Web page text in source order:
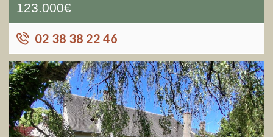
123.000€
02 38 38 22 46